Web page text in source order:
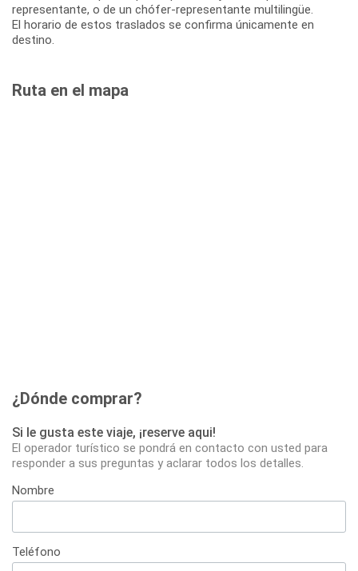
representante, o de un chófer-representante multilingüe.
El horario de estos traslados se confirma únicamente en
destino.
Ruta en el mapa
¿Dónde comprar?
Si le gusta este viaje, ¡reserve aqui!
El operador turístico se pondrá en contacto con usted para
responder a sus preguntas y aclarar todos los detalles.
Nombre
Teléfono